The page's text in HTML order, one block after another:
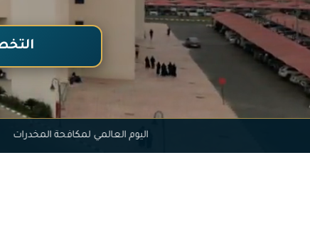
اليوم العالمي